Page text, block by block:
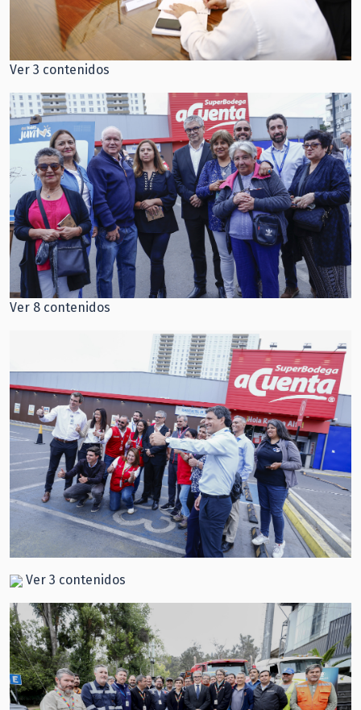
Ver 3 contenidos
Ver 8 contenidos
Ver 3 contenidos